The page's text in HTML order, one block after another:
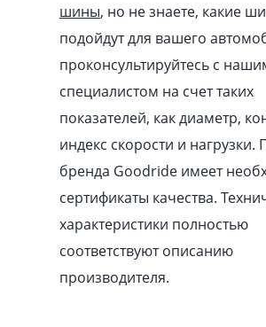
шины, но не знаете, какие
подойдут для вашего
проконсультируйтесь с
специалистом на счет таких
показателей, как диаметр,
индекс скорости и нагрузки.
бренда Goodride имеет
сертификаты качества.
характеристики полностью
соответствуют описанию
производителя.